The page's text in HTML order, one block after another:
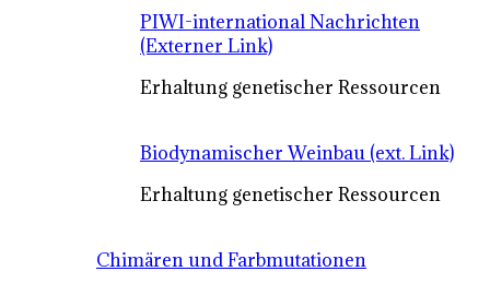
PIWI-international Nachrichten
(Externer Link)
Erhaltung genetischer Ressourcen
Biodynamischer Weinbau (ext. Link)
Erhaltung genetischer Ressourcen
Chimären und Farbmutationen